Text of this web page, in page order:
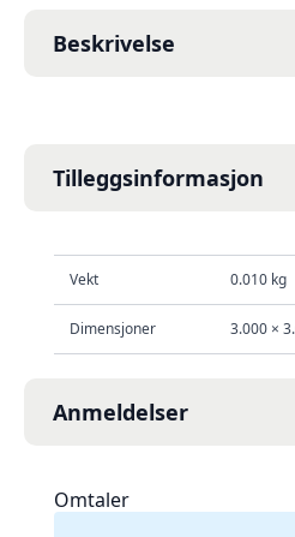
Beskrivelse
Tilleggsinformasjon
Vekt 0.010 kg
Dimensjoner 3.000 ×
Anmeldelser
Omtaler